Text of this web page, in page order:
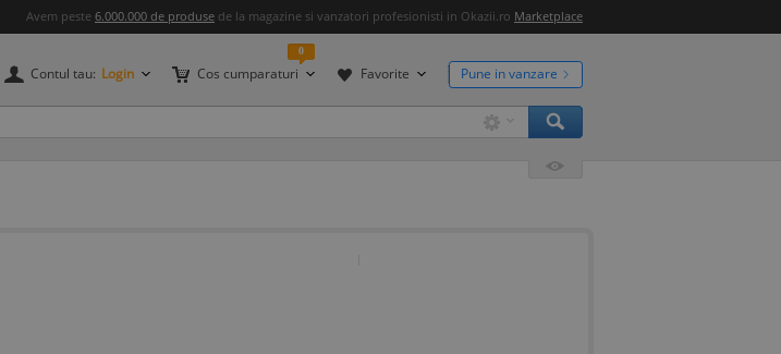
Avem peste 6.000.000 de produse de la magazine si vanzatori profesionisti in Okazii.ro Marketplace
Contul tau: Login Cos cumparaturi
0
Favorite Pune in vanzare